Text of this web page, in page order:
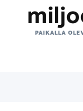
PAIKALLA